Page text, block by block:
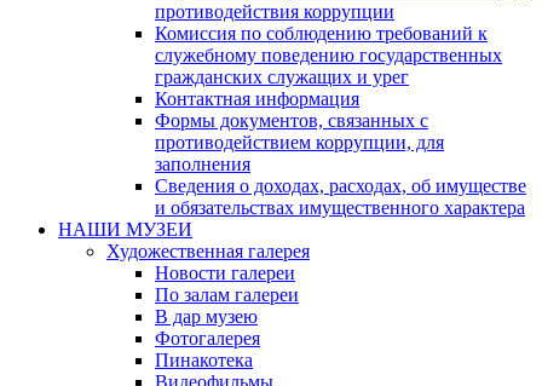
противодействия коррупции
Комиссия по соблюдению требований к
служебному поведению государственных
гражданских служащих и урег
Контактная информация
Формы документов, связанных с
противодействием коррупции, для
заполнения
Сведения о доходах, расходах, об имуществе
и обязательствах имущественного характера
НАШИ МУЗЕИ
Художественная галерея
Новости галереи
По залам галереи
В дар музею
Фотогалерея
Пинакотека
Видеофильмы